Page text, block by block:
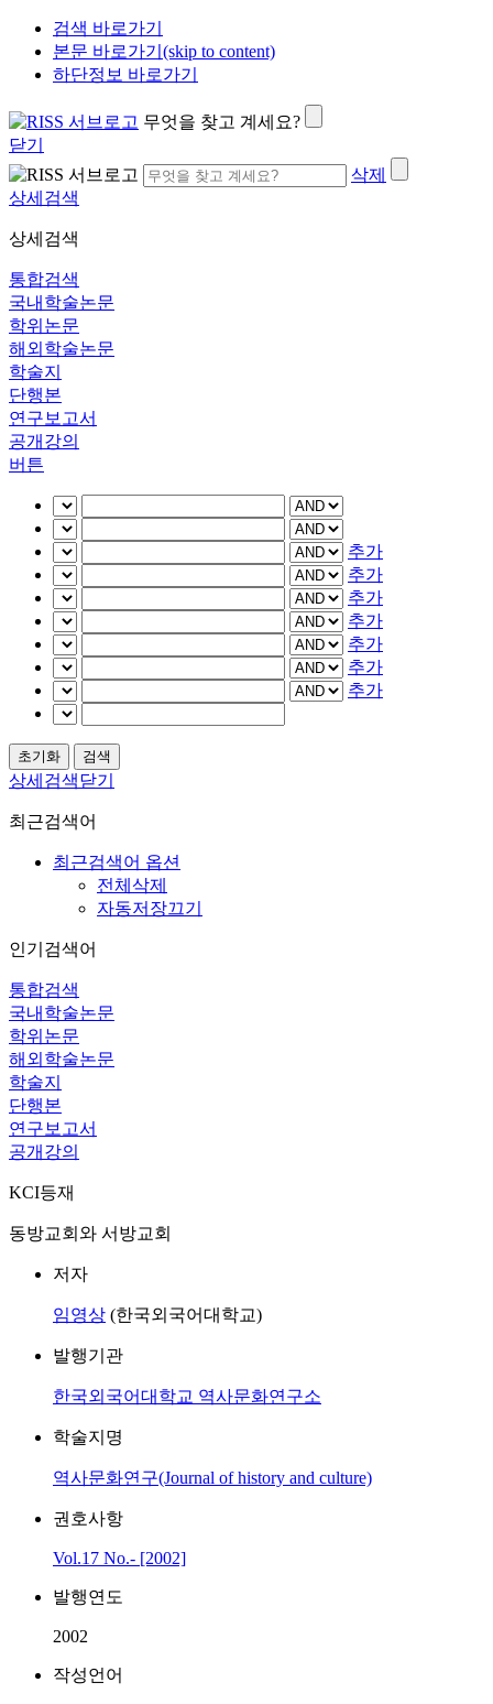
검색 바로가기
본문 바로가기(skip to content)
하단정보 바로가기
무엇을 찾고 계세요?
닫기
삭제
상세검색
상세검색
통합검색
국내학술논문
학위논문
해외학술논문
학술지
단행본
연구보고서
공개강의
버튼
추가
추가
추가
추가
추가
추가
추가
상세검색닫기
최근검색어
최근검색어 옵션
전체삭제
자동저장끄기
인기검색어
통합검색
국내학술논문
학위논문
해외학술논문
학술지
단행본
연구보고서
공개강의
KCI등재
동방교회와 서방교회
저자
임영상 (한국외국어대학교)
발행기관
한국외국어대학교 역사문화연구소
학술지명
역사문화연구(Journal of history and culture)
권호사항
Vol.17 No.- [2002]
발행연도
2002
작성언어